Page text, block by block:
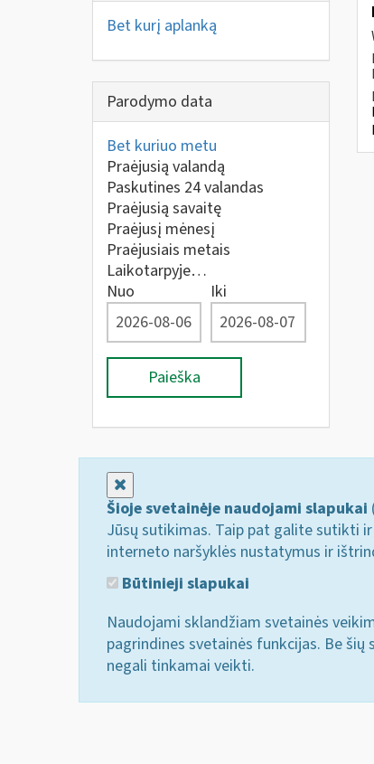
Bet kurį aplanką
Parodymo data
Bet kuriuo metu
Praėjusią valandą
Paskutines 24 valandas
Praėjusią savaitę
Praėjusį mėnesį
Praėjusiais metais
Laikotarpyje…
Nuo
Iki
Paieška
Šioje svetainėje naudojami slapukai
Jūsų sutikimas. Taip pat galite sutikti
interneto naršyklės nustatymus ir
Būtinieji slapukai
Naudojami sklandžiam svetainės
pagrindines svetainės funkcijas. Be šių
negali tinkamai veikti.